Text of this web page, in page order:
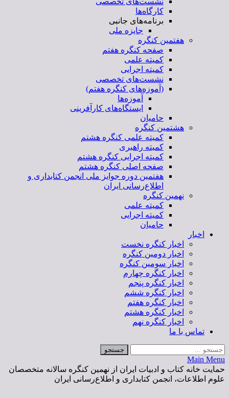
کارگاه‌ها
برنامه‌های جانبی
جایزه ملی
هفتمین کنگره
صفحه کنگره هفتم
کمیته علمی
کمیته اجرایی
نشست‌های تخصصی
(آموزه‌های کنگره هفتم)
آموزه‌ها
ایستگاه‌های کارآفرینی
حامیان
هشتمین کنگره
کمیته علمی کنگره هشتم
کمیته راهبری
کمیته اجرایی کنگره هشتم
صفحه اصلی کنگره هشتم
هفتمین دوره جوایز ملی انجمن کتابداری و
اطلاع‌رسانی ایران
نهمین کنگره
کمیته علمی
کمیته اجرایی
حامیان
اخبار
اخبار کنگره نخست
اخبار دومین کنگره
اخبار سومین کنگره
اخبار کنگره چهارم
اخبار کنگره پنجم
اخبار کنگره ششم
اخبار کنگره هفتم
اخبار کنگره هشتم
اخبار کنگره نهم
تماس با ما
جستجو
برای:
Main Menu
حمایت خانه کتاب و ادبیات ایران از نهمین کنگره سالانه متخصصان
علوم اطلاعات، انجمن کتابداری و اطلاع‌رسانی ایران